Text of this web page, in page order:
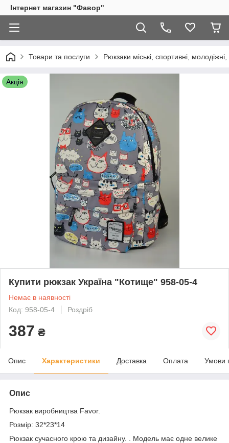
Інтернет магазин "Фавор"
Товари та послуги Рюкзаки міські, спортивні, молодіжні,
Акція
Купити рюкзак Україна "Котище" 958-05-4
Немає в наявності
Код: 958-05-4
Роздріб
387 ₴
Опис Характеристики Доставка Оплата Умови
Опис
Рюкзак виробництва Favor.
Розмір: 32*23*14
Рюкзак сучасного крою та дизайну. . Модель має одне велике